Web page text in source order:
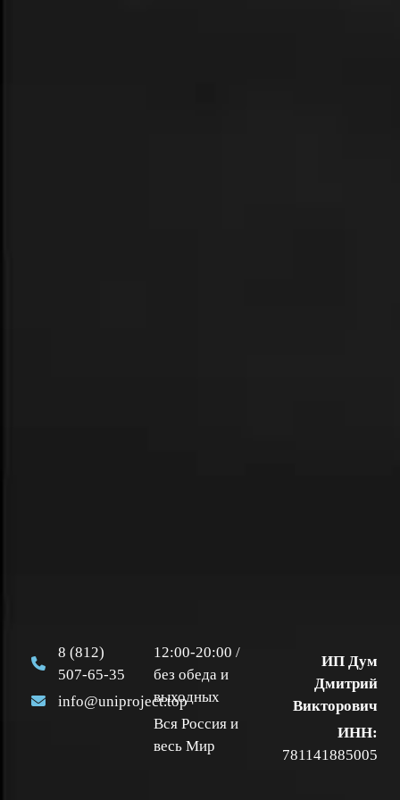
8 (812)
507-65-35
info@uniproject.top
12:00-20:00 /
без обеда и
выходных
Вся Россия и
весь Мир
ИП Дум
Дмитрий
Викторович
ИНН:
781141885005